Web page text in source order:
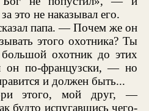
это не наказывал его.
папа. — Почем же он
этого охотника? Ты
охотник до этих
он по-французски, — но
и должен быть...
этого, мой друг, —
будто испугавшись чего-